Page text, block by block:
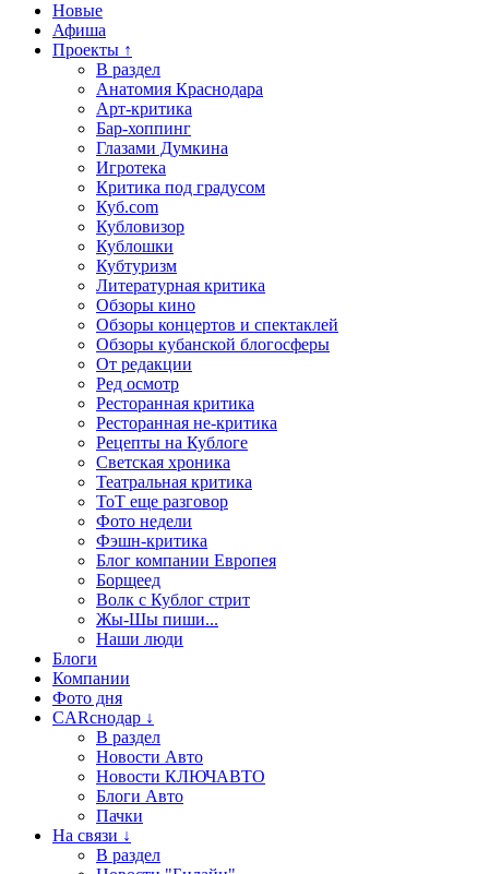
Новые
Афиша
Проекты ↑
В раздел
Анатомия Краснодара
Арт-критика
Бар-хоппинг
Глазами Думкина
Игротека
Критика под градусом
Куб.com
Кубловизор
Кублошки
Кубтуризм
Литературная критика
Обзоры кино
Обзоры концертов и спектаклей
Обзоры кубанской блогосферы
От редакции
Ред осмотр
Ресторанная критика
Ресторанная не-критика
Рецепты на Кублоге
Светская хроника
Театральная критика
ТоТ еще разговор
Фото недели
Фэшн-критика
Блог компании Европея
Борщеед
Волк с Кублог стрит
Жы-Шы пиши...
Наши люди
Блоги
Компании
Фото дня
CARснодар ↓
В раздел
Новости Авто
Новости КЛЮЧАВТО
Блоги Авто
Пачки
На связи ↓
В раздел